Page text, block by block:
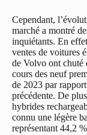
Cependant,
marché a montré
inquiétants. En
ventes de voitures
de Volvo ont chuté
cours des neuf
de 2023 par rapport
précédente. De
hybrides
connu une légère
représentant 44,2